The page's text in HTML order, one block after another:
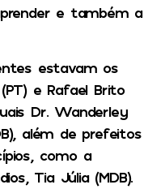
e também a
estavam os
e Rafael Brito
Dr. Wanderley
além de prefeitos
como a
Tia Júlia (MDB).